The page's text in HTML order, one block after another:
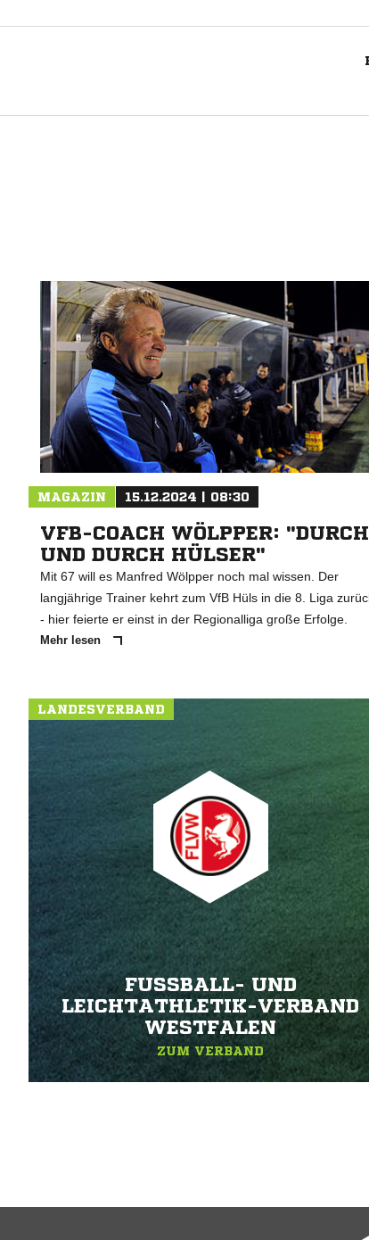
MAGAZIN 15.12.2024 | 08:30
VFB-COACH WÖLPPER: "DURCH
UND DURCH HÜLSER"
Mit 67 will es Manfred Wölpper noch mal wissen. Der
langjährige Trainer kehrt zum VfB Hüls in die 8. Liga
- hier feierte er einst in der Regionalliga große Erfolge.
Mehr lesen
LANDESVERBAND
FUSSBALL- UND L
EICHTATHLETIK-VERBAND W
ESTFALEN
ZUM VERBAND